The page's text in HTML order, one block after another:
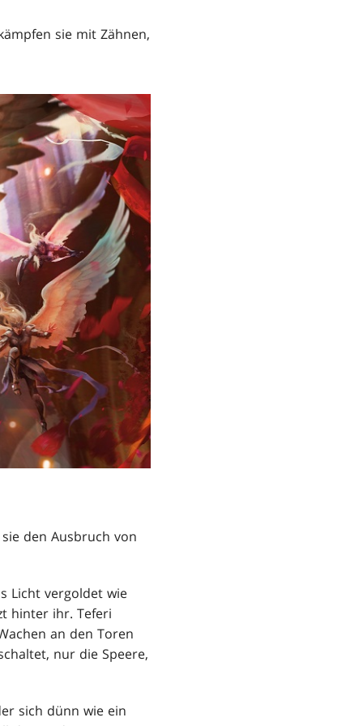
sie mit Zähnen,
den Ausbruch von
Licht vergoldet wie
hinter ihr. Teferi
an den Toren
nur die Speere,
sich dünn wie ein